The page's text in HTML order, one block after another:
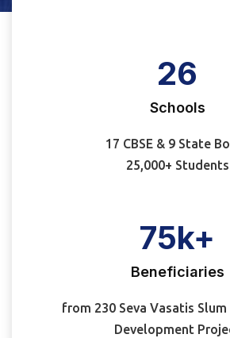
Schools
26
17 CBSE & 9 State
25,000+ Students
Beneficiaries
75k+
from 230 Seva Vasatis
Development